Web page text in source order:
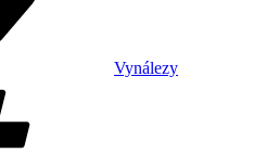
Vynálezy